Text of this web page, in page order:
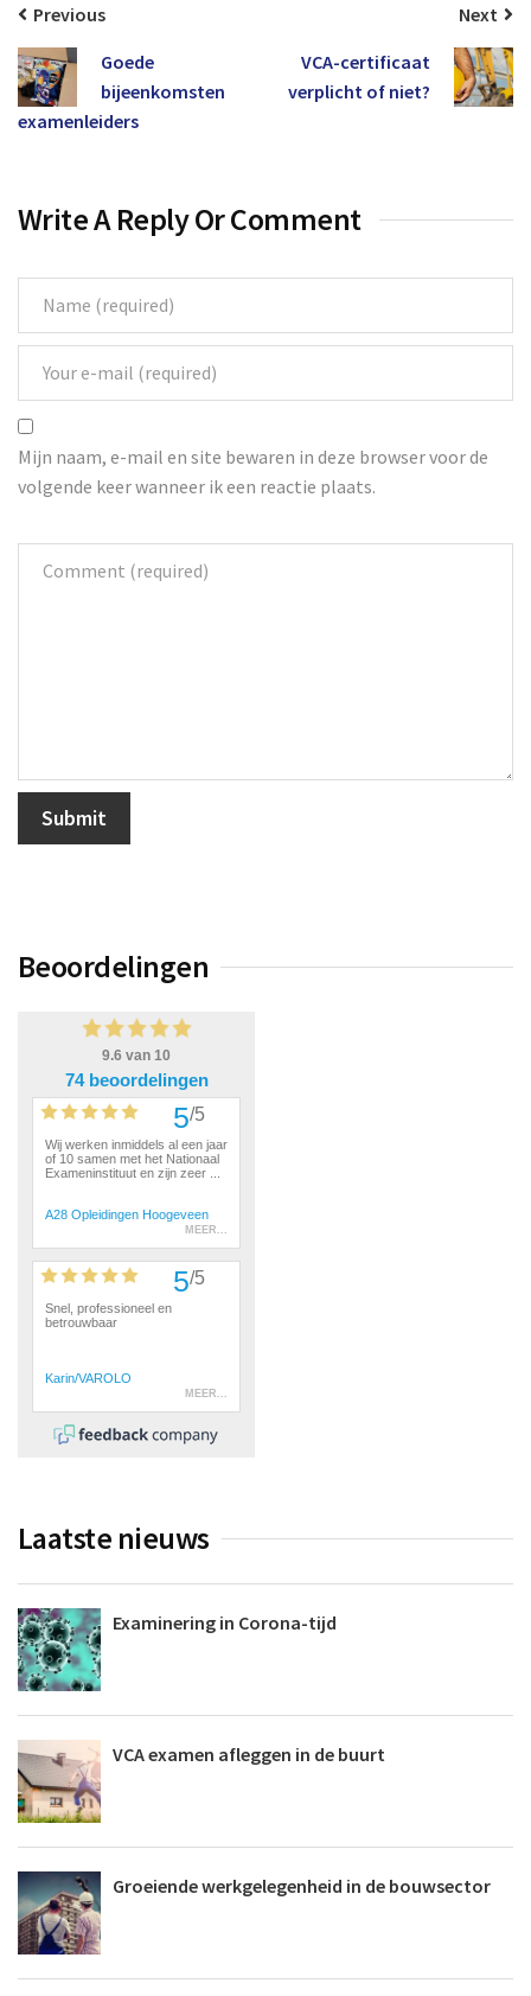
Previous
Goede
bijeenkomsten
examenleiders
Next
VCA-certificaat
verplicht of niet?
Write A Reply Or Comment
Mijn naam, e-mail en site bewaren in deze browser voor de
volgende keer wanneer ik een reactie plaats.
Beoordelingen
Laatste nieuws
Examinering in Corona-tijd
VCA examen afleggen in de buurt
Groeiende werkgelegenheid in de bouwsector